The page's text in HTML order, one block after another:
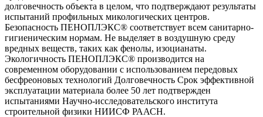
долговечность объекта в целом, что подтверждают результаты
испытаний профильных микологических центров.
Безопасность ПЕНОПЛЭКС® соответствует всем санитарно-
гигиеническим нормам. Не выделяет в воздушную среду
вредных веществ, таких как фенолы, изоцианаты.
Экологичность ПЕНОПЛЭКС® производится на
современном оборудовании с использованием передовых
бесфреоновых технологий Долговечность Срок эффективной
эксплуатации материала более 50 лет подтвержден
испытаниями Научно-исследовательского института
строительной физики НИИСФ РААСН.